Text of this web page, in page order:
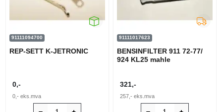
91111094700
REP-SETT K-JETRONIC
0,-
0,- eks.mva
91111017623
BENSINFILTER 911 72-77/
924 KL25 mahle
321,-
257,- eks.mva